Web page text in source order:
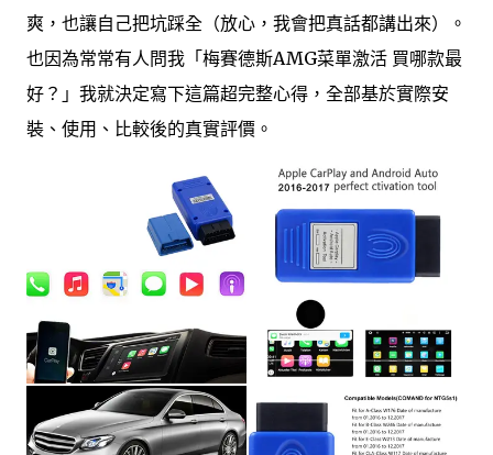
爽，也讓自己把坑踩全（放心，我會把真話都講出來）。
也因為常常有人問我「梅賽德斯AMG菜單激活 買哪款最
好？」我就決定寫下這篇超完整心得，全部基於實際安
裝、使用、比較後的真實評價。